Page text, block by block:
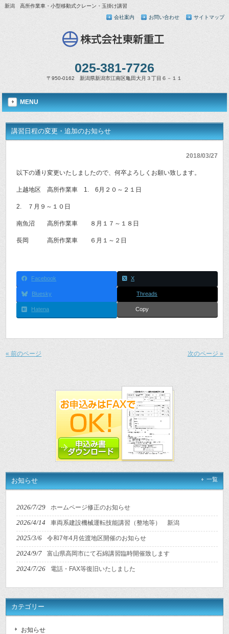
新潟 高所作業車・小型移動式クレーン・玉掛け講習
会社案内
お問い合わせ サイトマップ
025-381-7726
〒950-0162 新潟県新潟市江南区亀田大月３丁目６－１１
MENU
講習日程の変更・追加のお知らせ
2018/03/27
以下の通り変更いたしましたので、何卒よろしくお願い致します。
上越地区 高所作業車 1. 6月２０～２１日
2. ７月９～１０日
南魚沼 高所作業車 ８月１７～１８日
長岡 高所作業車 ６月１～２日
Facebook X
Bluesky Threads
Hatena Copy
« 前のページ 次のページ »
お知らせ 一覧
2026/7/29 ホームページ修正のお知らせ
2026/4/14 車両系建設機械運転技能講習（整地等） 新潟
2025/3/6 令和7年4月佐渡地区開催のお知らせ
2024/9/7 富山県高岡市にて石綿講習臨時開催致します
2024/7/26 電話・FAX等復旧いたしました
カテゴリー
お知らせ